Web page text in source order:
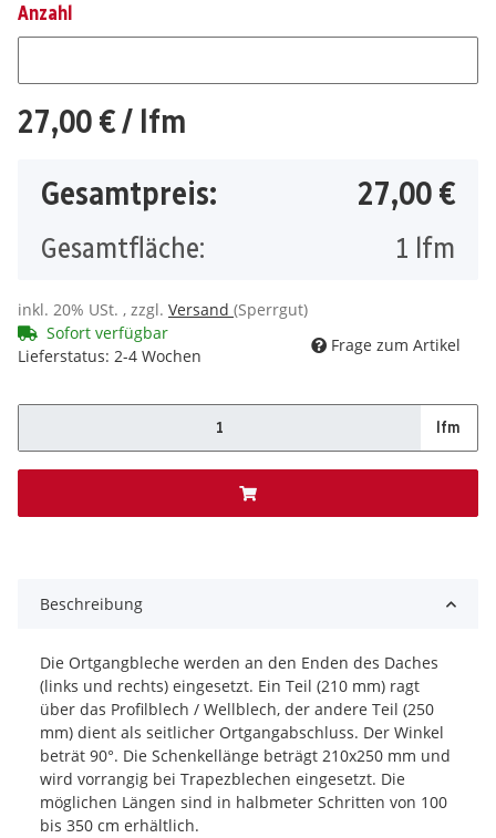
Anzahl
27,00 €/ lfm
Gesamtpreis:
27,00 €
Gesamtfläche: 1 lfm
inkl. 20% USt. , zzgl. Versand (Sperrgut)
Sofort verfügbar
Lieferstatus: 2-4 Wochen
Frage zum Artikel
lfm
Beschreibung
Die Ortgangbleche werden an den Enden des Daches
(links und rechts) eingesetzt. Ein Teil (210 mm) ragt
über das Profilblech / Wellblech, der andere Teil (250
mm) dient als seitlicher Ortgangabschluss. Der Winkel
beträt 90°. Die Schenkellänge beträgt 210x250 mm und
wird vorrangig bei Trapezblechen eingesetzt. Die
möglichen Längen sind in halbmeter Schritten von 100
bis 350 cm erhältlich.